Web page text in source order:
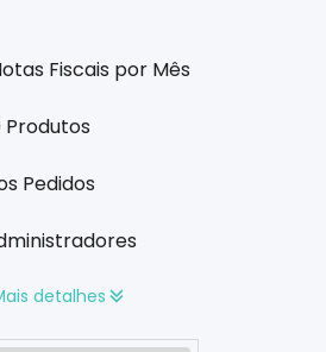
Fiscais por Mês
Pedidos
detalhes